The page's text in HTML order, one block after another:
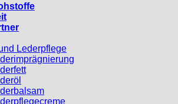
Lederpflege